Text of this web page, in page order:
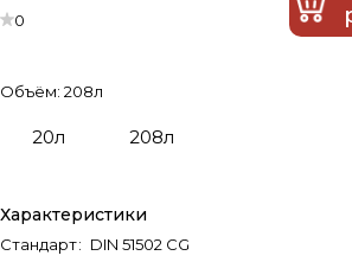
0
Объём: 208л
20л 208л
Характеристики
Стандарт: DIN 51502 CG